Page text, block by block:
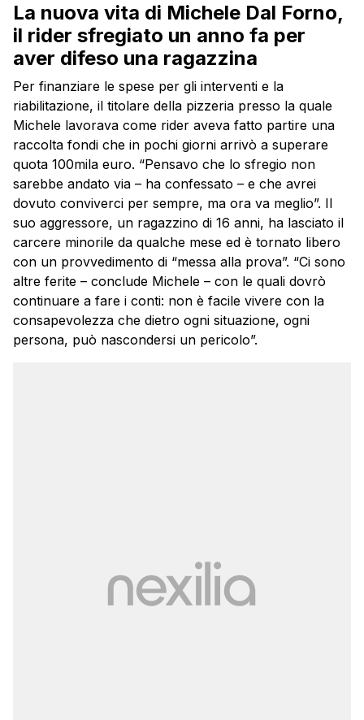
La nuova vita di Michele Dal Forno,
il rider sfregiato un anno fa per
aver difeso una ragazzina
Per finanziare le spese per gli interventi e la
riabilitazione, il titolare della pizzeria presso la quale
Michele lavorava come rider aveva fatto partire una
raccolta fondi che in pochi giorni arrivò a superare
quota 100mila euro. “Pensavo che lo sfregio non
sarebbe andato via – ha confessato – e che avrei
dovuto conviverci per sempre, ma ora va meglio”. Il
suo aggressore, un ragazzino di 16 anni, ha lasciato il
carcere minorile da qualche mese ed è tornato libero
con un provvedimento di “messa alla prova”. “Ci sono
altre ferite – conclude Michele – con le quali dovrò
continuare a fare i conti: non è facile vivere con la
consapevolezza che dietro ogni situazione, ogni
persona, può nascondersi un pericolo”.